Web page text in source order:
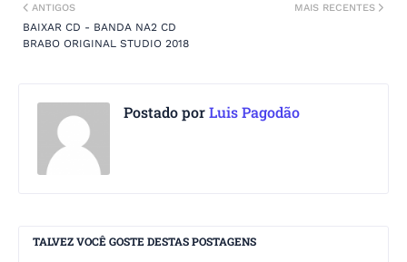
MAIS RECENTES
ANTIGOS
BAIXAR CD - BANDA NA2 CD
BRABO ORIGINAL STUDIO 2018
Postado porLuis Pagodão
TALVEZ VOCÊ GOSTE DESTAS POSTAGENS